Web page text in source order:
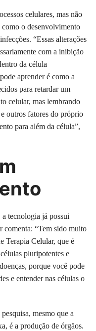
celulares, mas não
como o desenvolvimento
“Essas alterações
com a inibição
da célula
aprender é como a
para retardar um
celular, mas lembrando
outros fatores do próprio
para além da célula”,
tecnologia já possui
comenta: “Tem sido muito
Terapia Celular, que é
pluripotentes e
porque você pode
e entender nas células o
mesmo que a
é a produção de órgãos.